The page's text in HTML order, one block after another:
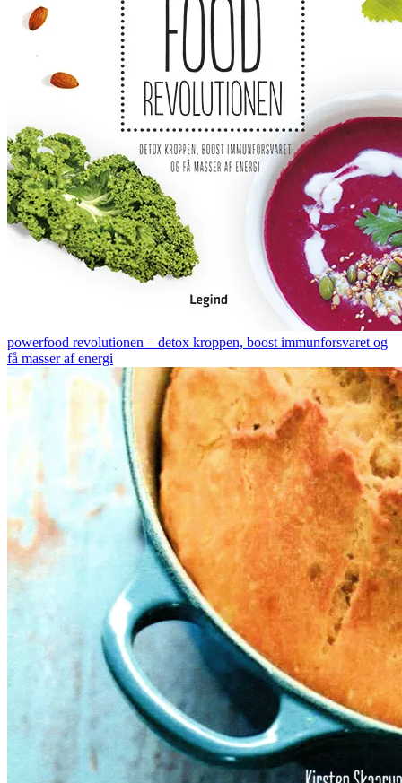
powerfood revolutionen – detox kroppen, boost immunforsvaret og
få masser af energi